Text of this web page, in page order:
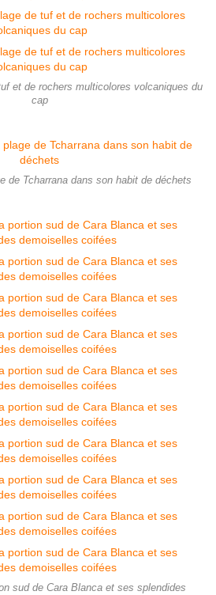
et de rochers multicolores volcaniques du
cap
de Tcharrana dans son habit de déchets
sud de Cara Blanca et ses splendides